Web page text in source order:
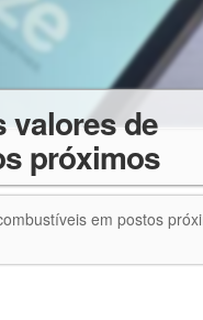
valores de
próximos
em postos